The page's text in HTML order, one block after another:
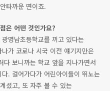
타까운 면이죠.
은 어떤 것인가요?
명남초등학교를 끼고 있다는
가 코로나 시국 이전 얘기지만은
다 보니까는 학교 앞을 지나가면서
. 걸어가다가 어린아이들이 뛰노는
셨고, 또 자주 볼 수 있는